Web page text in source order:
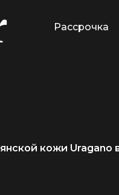
Рассрочка
кожи Uragano